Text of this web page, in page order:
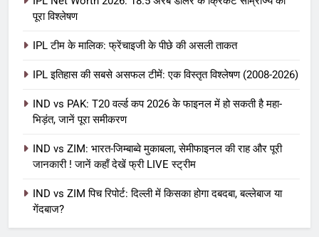
पूरा विश्लेषण
IPL टीम के मालिक: फ्रेंचाइजी के पीछे की असली ताकत
IPL इतिहास की सबसे असफल टीमें: एक विस्तृत विश्लेषण (2008-2026)
IND vs PAK: T20 वर्ल्ड कप 2026 के फाइनल में हो सकती है महा-
भिड़ंत, जानें पूरा समीकरण
IND vs ZIM: भारत-जिम्बाब्वे मुकाबला, सेमीफाइनल की राह और पूरी
जानकारी ! जानें कहाँ देखें फ्री LIVE स्ट्रीम
IND vs ZIM पिच रिपोर्ट: दिल्ली में किसका होगा दबदबा, बल्लेबाज या
गेंदबाज?
IPL Net Worth 2026: 18.5 अरब डॉलर
आईपीएल 2026 क्रिकेट
IPL टीम के मालिक: फ्रेंचाइजी के पीछे की
असली ताकत
आईपीएल 2026 क्रिकेट
IPL इतिहास की सबसे असफल टीमें: एक